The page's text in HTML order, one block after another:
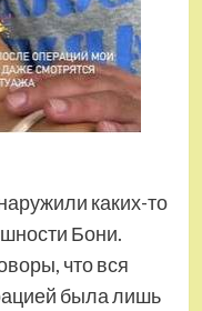
каких-то
Бони.
что вся
была лишь